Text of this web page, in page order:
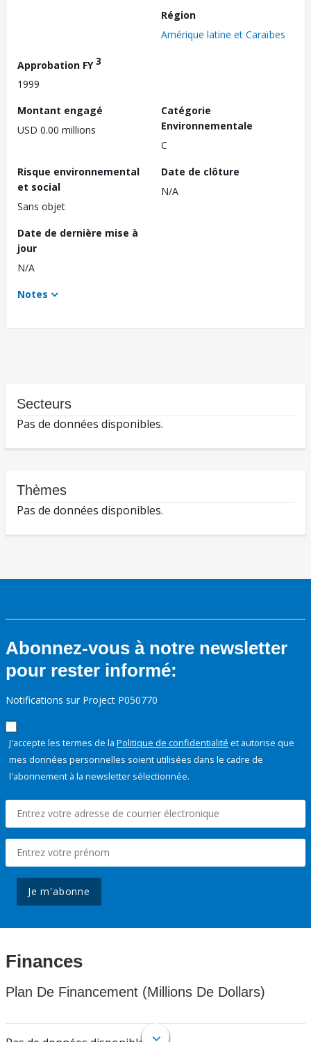
Région
Amérique latine et Caraïbes
Approbation FY3
1999
Montant engagé
USD 0.00 millions
Catégorie
Environnementale
C
Risque environnemental
et social
Sans objet
Date de clôture
N/A
Date de dernière mise à
jour
N/A
Notes
Secteurs
Pas de données disponibles.
Thèmes
Pas de données disponibles.
Abonnez-vous à notre newsletter
pour rester informé:
Notifications sur Project P050770
J'accepte les termes de la Politique de confidentialité et autorise que
mes données personnelles soient utilisées dans le cadre de
l'abonnement à la newsletter sélectionnée.
Je m'abonne
Finances
Plan De Financement (Millions De Dollars)